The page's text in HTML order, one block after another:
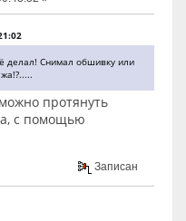
делал! Снимал обшивку или
протянуть
с помощью
Записан